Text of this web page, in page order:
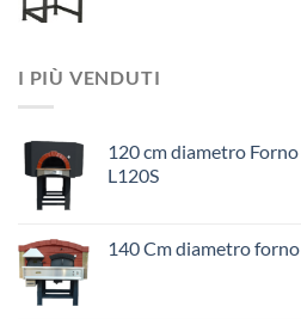
I PIÙ VENDUTI
120 cm diametro
L120S
140 Cm diametro